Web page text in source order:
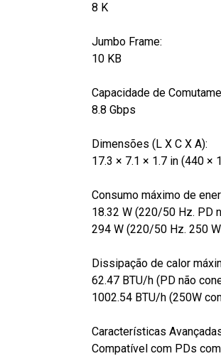
8 K
Jumbo Frame:
10 KB
Capacidade de
8.8 Gbps
Dimensões (L X C X A):
17.3 × 7.1 × 1.7 in (440 ×
Consumo máximo de
18.32 W (220/50 Hz. PD
294 W (220/50 Hz. 250
Dissipação de calor
62.47 BTU/h (PD não
1002.54 BTU/h (250W
Características
Compatível com PDs